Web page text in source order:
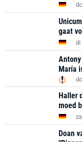
gaat
di
María
Haller
moed
Doan